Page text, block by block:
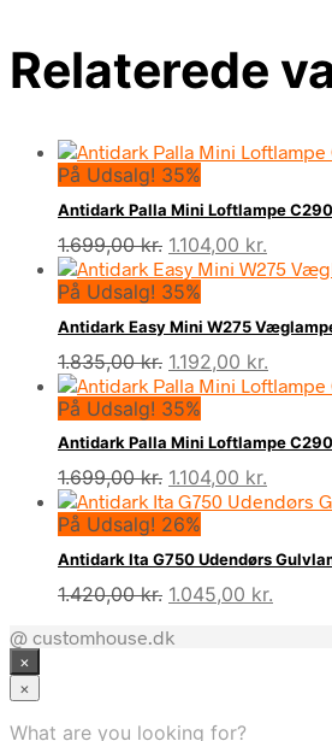
Relaterede
På Udsalg! 35%
Antidark Palla Mini Loftlampe
1.699,00kr. Den
oprindelige
pris
var:
1.699,00 kr..
1.104,00 kr.
er:
På Udsalg! 35%
Antidark Easy Mini W275
1.835,00kr. Den
oprindelige
pris
var:
1.835,00 kr..
1.192,00 kr.
På Udsalg! 35%
Antidark Palla Mini Loftlampe
1.699,00kr. Den
oprindelige
pris
var:
1.699,00 kr..
1.104,00 kr.
er:
På Udsalg! 26%
Antidark Ita G750 Udendørs
1.420,00kr. Den
pris
1.045,00 kr.
@ customhouse.dk
×
×
What are you looking for?